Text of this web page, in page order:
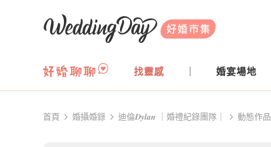
WeddingDay 好婚市集
找靈感 婚宴場地
首頁 婚攝婚錄 迪倫𝑫𝒚𝒍𝒂𝒏 ｜婚禮紀錄團隊｜ 動態作品